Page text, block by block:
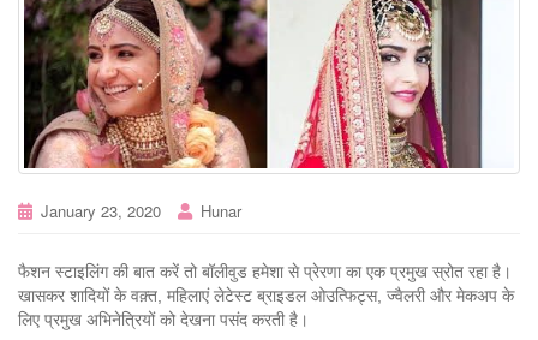
January 23, 2020 Hunar
फैशन स्टाइलिंग की बात करें तो बॉलीवुड हमेशा से प्रेरणा का एक प्रमुख स्रोत रहा है।
खासकर शादियों के वक़्त, महिलाएं लेटेस्ट ब्राइडल ओउत्फिट्स, ज्वैलरी और मेकअप के
लिए प्रमुख अभिनेत्रियों को देखना पसंद करती है।